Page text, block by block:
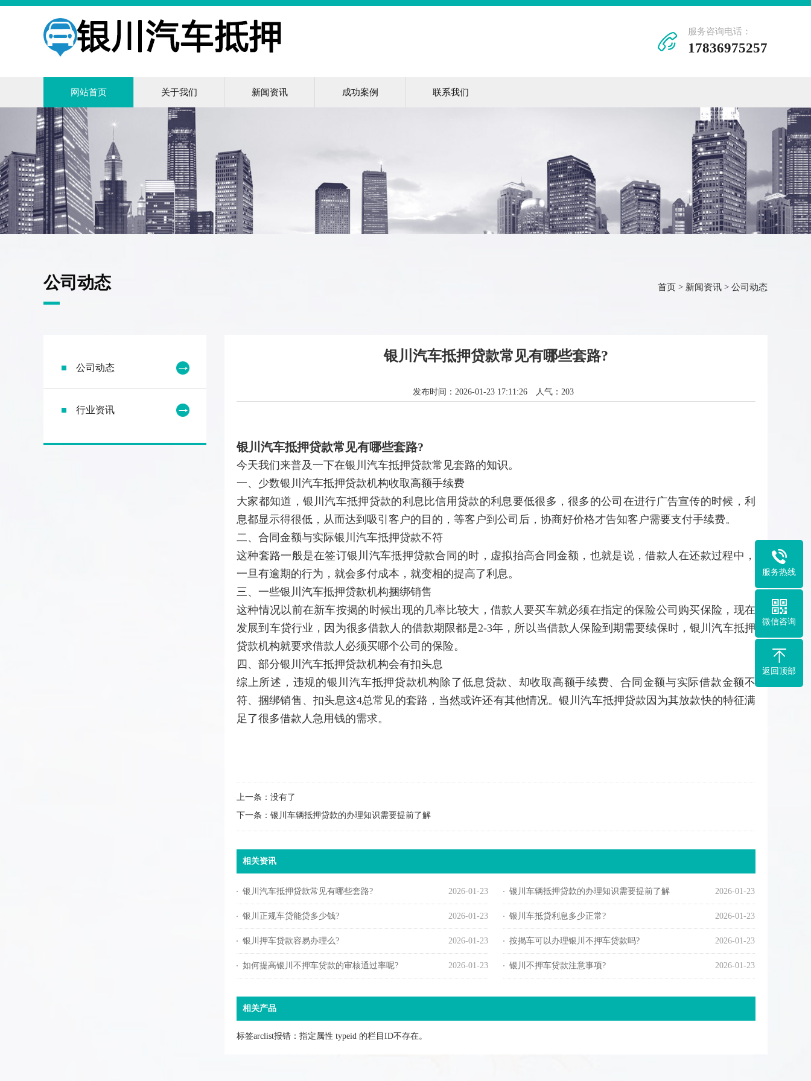
服务咨询电话：
17836975257
网站首页 关于我们 新闻资讯 成功案例 联系我们
公司动态 首页 > 新闻资讯 > 公司动态
公司动态
行业资讯
银川汽车抵押贷款常见有哪些套路?
发布时间：2026-01-23 17:11:26 人气： 203
银川汽车抵押贷款常见有哪些套路?
今天我们来普及一下在银川汽车抵押贷款常见套路的知识。
一、少数银川汽车抵押贷款机构收取高额手续费
大家都知道，银川汽车抵押贷款的利息比信用贷款的利息要低很多，很多的公司在进行广告宣传的时候，利
息都显示得很低，从而达到吸引客户的目的，等客户到公司后，协商好价格才告知客户需要支付手续费。
二、合同金额与实际银川汽车抵押贷款不符
这种套路一般是在签订银川汽车抵押贷款合同的时，虚拟抬高合同金额，也就是说，借款人在还款过程中，
一旦有逾期的行为，就会多付成本，就变相的提高了利息。
三、一些银川汽车抵押贷款机构捆绑销售
这种情况以前在新车按揭的时候出现的几率比较大，借款人要买车就必须在指定的保险公司购买保险，现在
发展到车贷行业，因为很多借款人的借款期限都是2-3年，所以当借款人保险到期需要续保时，银川汽车抵押
贷款机构就要求借款人必须买哪个公司的保险。
四、部分银川汽车抵押贷款机构会有扣头息
综上所述，违规的银川汽车抵押贷款机构除了低息贷款、却收取高额手续费、合同金额与实际借款金额不
符、捆绑销售、扣头息这4总常见的套路，当然或许还有其他情况。银川汽车抵押贷款因为其放款快的特征满
足了很多借款人急用钱的需求。
上一条： 没有了
下一条： 银川车辆抵押贷款的办理知识需要提前了解
相关资讯
2026-01-23
银川汽车抵押贷款常见有哪些套路? 2026-01-23
银川车辆抵押贷款的办理知识需要提前了解
2026-01-23
银川正规车贷能贷多少钱? 2026-01-23
银川车抵贷利息多少正常?
2026-01-23
银川押车贷款容易办理么? 2026-01-23
按揭车可以办理银川不押车贷款吗?
2026-01-23
如何提高银川不押车贷款的审核通过率呢? 2026-01-23
银川不押车贷款注意事项?
相关产品
标签arclist报错：指定属性 typeid 的栏目ID不存在。
服务热线
微信咨询
返回顶部